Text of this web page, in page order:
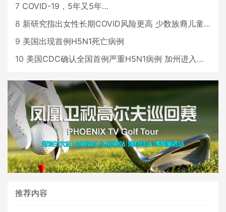
7 COVID-19，5年又5年…
8 新研究指出女性长期COVID风险更高 少数族裔儿童存在差异
9 美国出现首例H5N1死亡病例
10 美国CDC确认全国首例严重H5N1病例 加州进入紧急状态
推荐内容